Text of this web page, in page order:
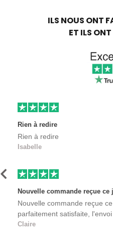
ILS NOUS ONT
ET ILS
Rien à redire
Rien à redire
Isabelle
Nouvelle commande reçue
parfaitement satisfaite,
Claire
Précédent